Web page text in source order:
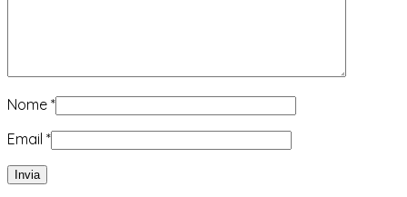
Nome *
Email *